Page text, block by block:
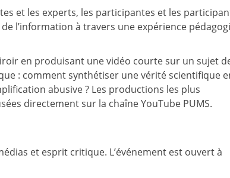
et les experts, les participantes et les
l’information à travers une expérience
en produisant une vidéo courte sur un sujet
: comment synthétiser une vérité scientifique
abusive ? Les productions les plus
directement sur la chaîne YouTube PUMS.
et esprit critique. L’événement est ouvert à